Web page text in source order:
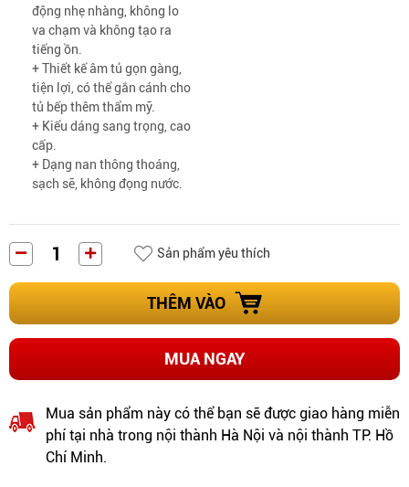
động nhẹ nhàng, không lo
va chạm và không tạo ra
tiếng ồn.
+ Thiết kế âm tủ gọn gàng,
tiện lợi, có thể gắn cánh cho
tủ bếp thêm thẩm mỹ.
+ Kiểu dáng sang trọng, cao
cấp.
+ Dạng nan thông thoáng,
sạch sẽ, không đọng nước.
Sản phẩm yêu thích
THÊM VÀO
MUA NGAY
Mua sản phẩm này có thể bạn sẽ được giao hàng miễn
phí tại nhà trong nội thành Hà Nội và nội thành TP. Hồ
Chí Minh.